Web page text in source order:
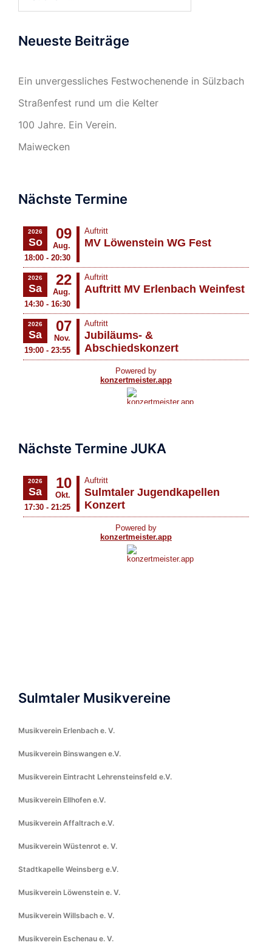
Neueste Beiträge
Ein unvergessliches Festwochenende in Sülzbach
Straßenfest rund um die Kelter
100 Jahre. Ein Verein.
Maiwecken
Nächste Termine
Nächste Termine JUKA
Sulmtaler Musikvereine
Musikverein Erlenbach e. V.
Musikverein Binswangen e.V.
Musikverein Eintracht Lehrensteinsfeld e.V.
Musikverein Ellhofen e.V.
Musikverein Affaltrach e.V.
Musikverein Wüstenrot e. V.
Stadtkapelle Weinsberg e.V.
Musikverein Löwenstein e. V.
Musikverein Willsbach e. V.
Musikverein Eschenau e. V.